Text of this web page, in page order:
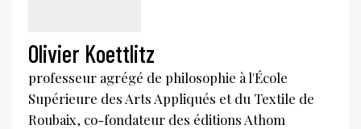
Olivier Koettlitz
professeur agrégé de philosophie à l'École
Supérieure des Arts Appliqués et du Textile de
Roubaix, co-fondateur des éditions Athom